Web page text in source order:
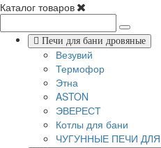
Каталог товаров
Печи для бани дровяные
Везувий
Термофор
Этна
ASTON
ЭВЕРЕСТ
Котлы для бани
ЧУГУННЫЕ ПЕЧИ